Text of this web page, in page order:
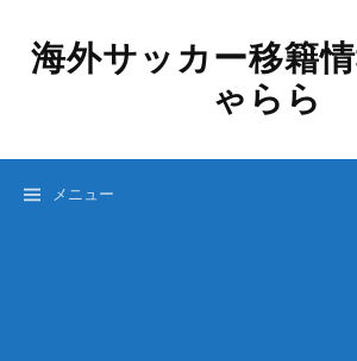
海外サッカー移籍
ゃらら
メニュー